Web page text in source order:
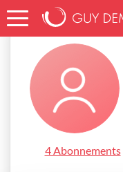
Accueil marcinannie
4 Abonnements